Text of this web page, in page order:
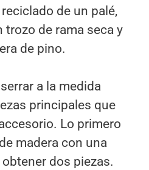
de un palé,
trozo de rama seca y
de pino.
a la medida
principales que
Lo primero
madera con una
obtener dos piezas.